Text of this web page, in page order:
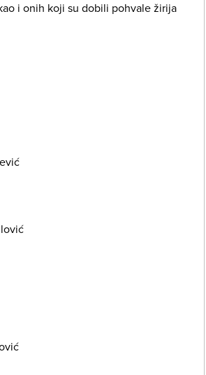
i onih koji su dobili pohvale žirija